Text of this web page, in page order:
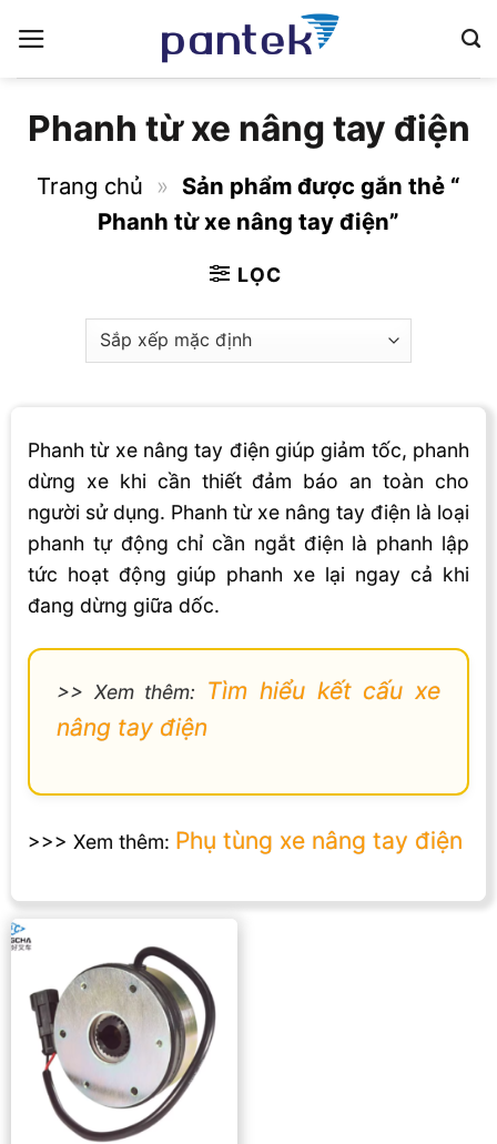
qua
nội
Phanh từ xe nâng tay điện
Trang chủ » Sản phẩm được gắn thẻ “
Phanh từ xe nâng tay điện”
LỌC
Phanh từ xe nâng tay điện giúp giảm tốc, phanh
dừng xe khi cần thiết đảm báo an toàn cho
người sử dụng. Phanh từ xe nâng tay điện là loại
phanh tự động chỉ cần ngắt điện là phanh lập
tức hoạt động giúp phanh xe lại ngay cả khi
đang dừng giữa dốc.
>> Xem thêm: Tìm hiểu kết cấu xe
nâng tay điện
>>> Xem thêm: Phụ tùng xe nâng tay điện